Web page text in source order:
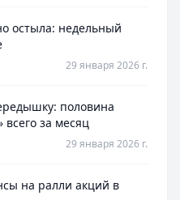
остыла: недельный
29 января 2026 г.
половина
всего за месяц
29 января 2026 г.
на ралли акций в